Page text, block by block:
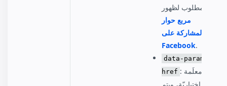
مطلوب لظهور
مربع حوار
المشاركة على
Facebook.
data-param-
href : معلَمة
اختياريّة، ويتم